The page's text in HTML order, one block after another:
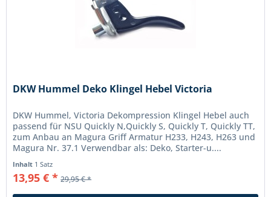
DKW Hummel Deko Klingel Hebel Victoria
DKW Hummel, Victoria Dekompression Klingel Hebel auch
passend für NSU Quickly N,Quickly S, Quickly T, Quickly TT,
zum Anbau an Magura Griff Armatur H233, H243, H263 und
Magura Nr. 37.1 Verwendbar als: Deko, Starter-u....
Inhalt 1 Satz
13,95 € * 29,95 € *